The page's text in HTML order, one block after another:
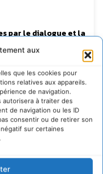
aux
que les cookies pour
relatives aux appareils.
de navigation.
à traiter des
de navigation ou les ID
consentir ou de retirer son
sur certaines
par le dialogue et la
en faveur de
modèle
vivant …
» appelle les